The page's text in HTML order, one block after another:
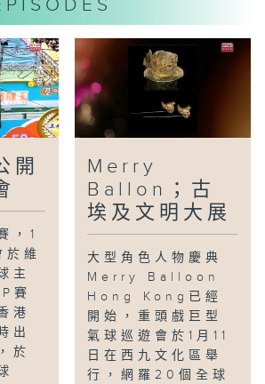
開
，1
於維
主
賽
港
出
於
Merry
Ballon；古
埃及文明大展
大型角色人物慶典
Merry Balloon
Hong Kong已經
開始，重頭戲巨型
氣球巡遊會於1月11
日在西九文化區舉
行，網羅20個全球